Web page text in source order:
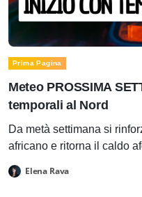
Prima Pagina
Meteo PROSSIMA
temporali al Nord
Da metà settimana si
africano e ritorna il caldo
Elena Rava